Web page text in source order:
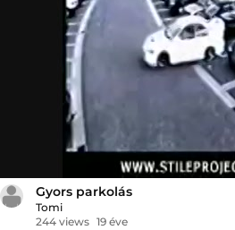
Gyors parkolás
Tomi
244 views 19 éve